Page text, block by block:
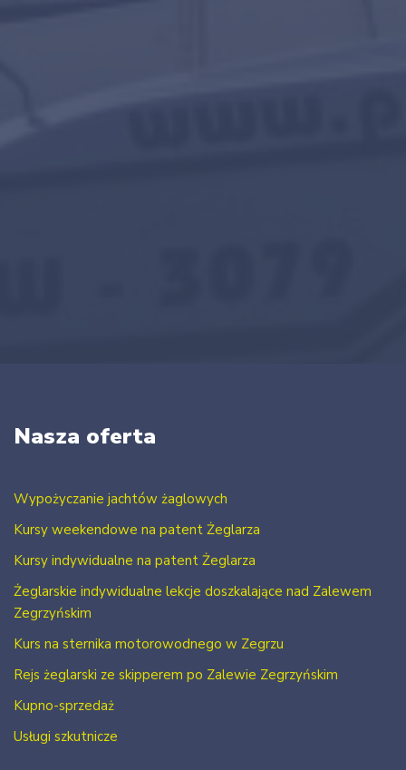
Nasza oferta
Wypożyczanie jachtów żaglowych
Kursy weekendowe na patent Żeglarza
Kursy indywidualne na patent Żeglarza
Żeglarskie indywidualne lekcje doszkalające nad Zalewem
Zegrzyńskim
Kurs na sternika motorowodnego w Zegrzu
Rejs żeglarski ze skipperem po Zalewie Zegrzyńskim
Kupno-sprzedaż
Usługi szkutnicze